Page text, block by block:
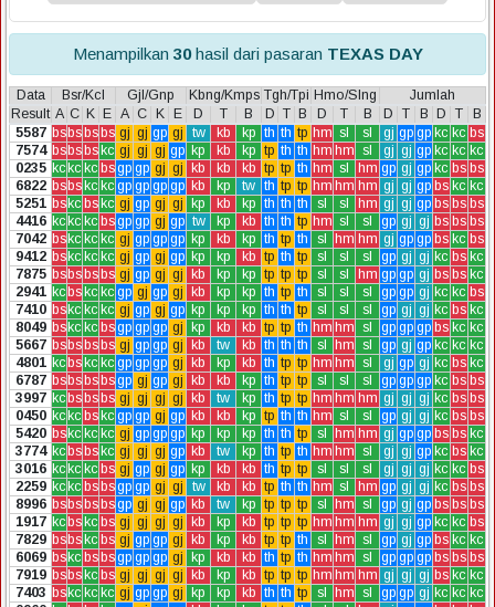
Menampilkan 30hasil dari pasaran TEXAS DAY
Data Bsr/Kcl Gjl/Gnp Kbng/Kmps Tgh/Tpi Hmo/Slng
Jumlah
Result A C K E A C K E D T B D T B D T B D T B D T
B
5587 bsbsbsbs gj gj gp gj tw kb kp th th tp hm sl sl gj gp gp kc kc bs
7574 bsbsbskc gj gj gj gp kp kb kp tp th th hm hm sl gj gj gp kc kc kc
0235 kckc kc bsgp gp gj gj kb kb kb tp tp th hm sl hm gp gj gp kc bs bs
6822 bsbskc kc gp gp gp gp kb kp tw th tp tp hm hm hm gj gj gp bs kc kc
5251 bskc bskc gj gp gj gj kp kb kp th th th sl sl hm gj gj gp bs bs bs
4416 kckc kc bsgp gp gj gp tw kp kb th th tp hm sl sl gp gj gj bs bs bs
7042 bskc kc kc gj gp gp gp kp kb kp th tp th sl hm hm gj gp gp bs kc bs
9412 bskc kc kc gj gp gj gp kp kp kb tp th tp sl sl sl gp gj gj kc bs kc
7875 bsbsbsbs gj gp gj gj kb kp kp tp tp tp sl sl hm gp gp gj bs bs kc
2941 kcbskc kc gp gj gp gj kb kp kp th tp th sl sl sl gp gp gj kc kc bs
7410 bskc kc kc gj gp gj gp kp kp kp th th tp sl sl sl gp gj gj kc bs kc
8049 bskc kc bsgp gp gp gj kp kb kb tp tp th hm hm sl gp gp gp bs kc kc
5667 bsbsbsbs gj gp gp gj kb tw kb th th th sl hm sl gp gj gp kc kc kc
4801 kcbskc kc gp gp gp gj kb kp kb th tp tp hm hm sl gj gp gj kc bs kc
6787 bsbsbsbsgp gj gp gj kb kb kp th tp tp sl sl sl gp gp gp kc bs bs
3997 kcbsbsbs gj gj gj gj kb tw kp th tp tp hm hm hm gj gj gj kc bs bs
0450 kckc bskc gp gp gj gp kb kb kp tp th th hm sl sl gp gj gj kc bs bs
5420 bskc kc kc gj gp gp gp kp kp kp th th tp sl hm hm gj gp gp bs bs kc
3774 kcbsbskc gj gj gj gp kb tw kp th tp th hm hm sl gj gj gp kc bs kc
3016 kckc kc bs gj gp gj gp kp kb kb th tp tp sl sl sl gj gj gj kc kc bs
2259 kckc bsbsgp gp gj gj tw kb kb tp th th hm sl hm gp gj gj kc bs bs
8996 bsbsbsbsgp gj gj gp kb tw kp tp tp tp sl hm sl gp gj gp bs bs bs
1917 kcbskc bs gj gj gj gj kb kp kb tp tp tp hm hm hm gj gj gp kc kc bs
7829 bsbskc bs gj gp gp gj kb kp kb tp tp th sl hm sl gp gj gp bs kc kc
6069 bskc bsbsgp gp gp gj kp kb kb th tp th hm hm sl gp gp gp bs bs bs
7919 bsbskc bs gj gj gj gj kb kp kb tp tp tp hm hm hm gj gj gj bs kc kc
7403 bskc kc kc gj gp gp gj kp kp kb th th tp sl hm sl gp gp gj kc kc kc